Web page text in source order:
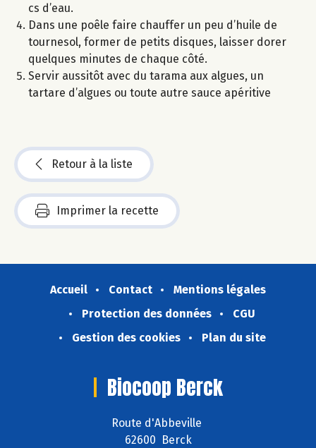
cs d’eau.
Dans une poêle faire chauffer un peu d’huile de
tournesol, former de petits disques, laisser dorer
quelques minutes de chaque côté.
Servir aussitôt avec du tarama aux algues, un
tartare d’algues ou toute autre sauce apéritive
Retour à la liste
Imprimer la recette
Accueil Contact
Mentions légales
Protection des données
CGU
Gestion des cookies
Plan du site
Biocoop Berck
Route d'Abbeville
62600 Berck